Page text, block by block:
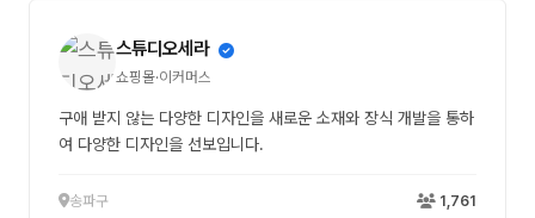
스튜디오세라
쇼핑몰·이커머스
구애 받지 않는 다양한 디자인을 새로운 소재와 장식 개발을 통하
여 다양한 디자인을 선보입니다.
송파구 1,761